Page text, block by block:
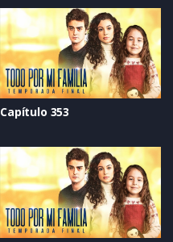
Capítulo 353